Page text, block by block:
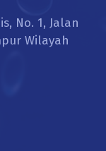
No. 1, Jalan
Wilayah